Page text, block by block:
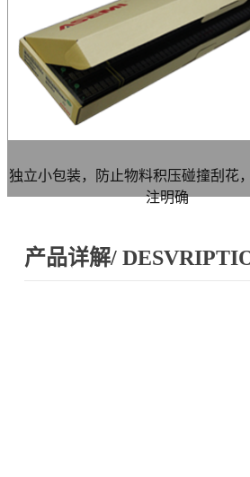
独立小包装，防止物料积压碰撞刮花
注明确
产品详解/